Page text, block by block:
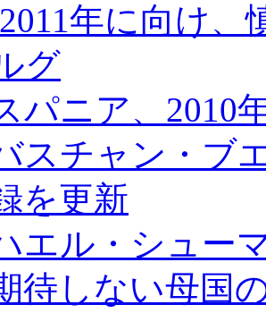
2011年に向け
グ
パニア、2010
スチャン・ブ
を更新
エル・シュー
待しない母国